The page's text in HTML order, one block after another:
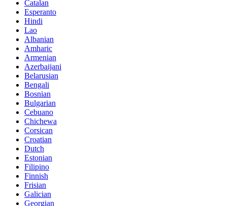
Catalan
Esperanto
Hindi
Lao
Albanian
Amharic
Armenian
Azerbaijani
Belarusian
Bengali
Bosnian
Bulgarian
Cebuano
Chichewa
Corsican
Croatian
Dutch
Estonian
Filipino
Finnish
Frisian
Galician
Georgian